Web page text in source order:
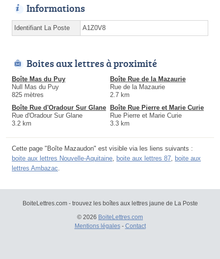
Informations
Identifiant La Poste A1Z0V8
Boites aux lettres à proximité
Boîte Mas du Puy
Null Mas du Puy
825 mètres
Boîte Rue de la Mazaurie
Rue de la Mazaurie
2.7 km
Boîte Rue d'Oradour Sur Glane
Rue d'Oradour Sur Glane
3.2 km
Boîte Rue Pierre et Marie Curie
Rue Pierre et Marie Curie
3.3 km
Cette page "Boîte Mazaudon" est visible via les liens suivants :
boite aux lettres Nouvelle-Aquitaine boite aux lettres 87 boite aux
lettres Ambazac
BoiteLettres.com - trouvez les boîtes aux lettres jaune de La Poste
© 2026 BoiteLettres.com
Mentions légales- Contact